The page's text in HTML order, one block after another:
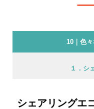
10｜色
１．シ
シェアリングエ